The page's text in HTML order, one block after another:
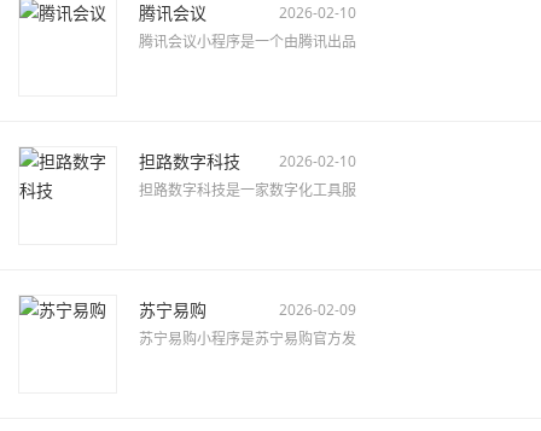
腾讯会议
2026-02-10
腾讯会议小程序是一个由腾讯出品
担路数字科技
2026-02-10
担路数字科技是一家数字化工具服
苏宁易购
2026-02-09
苏宁易购小程序是苏宁易购官方发